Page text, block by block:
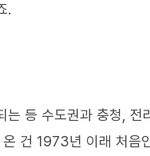
.
는 등 수도권과 충청, 전
건 1973년 이래 처음